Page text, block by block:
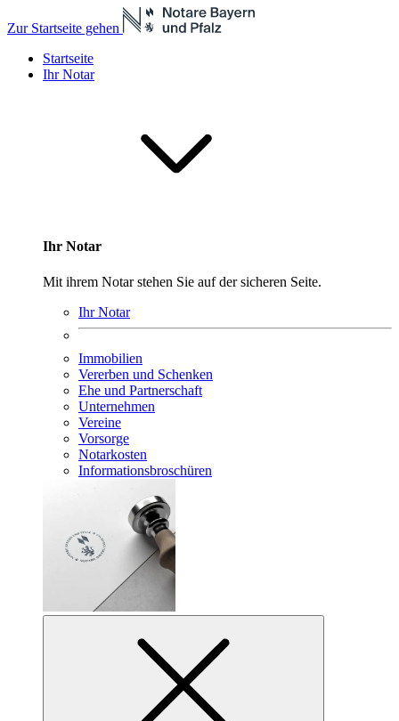
Zur Startseite gehen
Startseite
Ihr Notar
Ihr Notar
Mit ihrem Notar stehen Sie auf der sicheren Seite.
Ihr Notar
Immobilien
Vererben und Schenken
Ehe und Partnerschaft
Unternehmen
Vereine
Vorsorge
Notarkosten
Informationsbroschüren